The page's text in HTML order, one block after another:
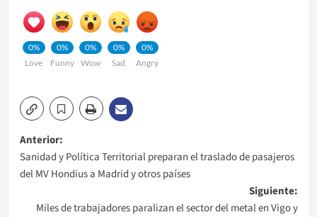
0%
Love
0%
Funny
0%
Wow
0%
Sad
0%
Angry
Navegación
de
entradas
Anterior:
Sanidad y Política Territorial preparan el traslado de pasajeros
del MV Hondius a Madrid y otros países
Siguiente:
Miles de trabajadores paralizan el sector del metal en Vigo y